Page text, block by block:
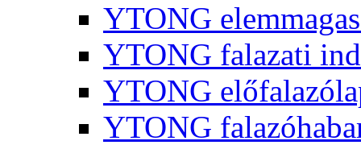
YTONG
YTONG falazati
YTONG
YTONG